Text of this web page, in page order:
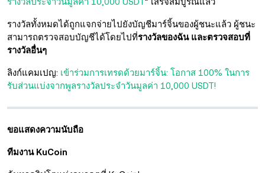
รางวัลทั้งหมดได้ถูกแจกจ่ายไปยังบัญชีมาร์จิ้นของผู้ชนะแล้ว ผู้ชนะ
สามารถตรวจสอบบัญชีได้โดยไปที่รางวัลของฉัน และตรวจสอบที่
รางวัลอื่นๆ
ลิงก์แคมเปญ: เข้าร่วมการเทรดด้วยมาร์จิ้น: โอกาส 100% ในการ
รับส่วนแบ่งจากพูลรางวัลประจำวันมูลค่า 10,000 USDT!
ขอแสดงความนับถือ
ทีมงาน KuCoin